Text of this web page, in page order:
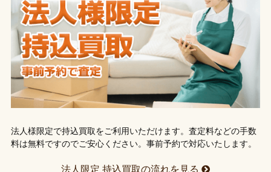
法人様限定で持込買取をご利用いただけます。査定料などの手数
料は無料ですのでご安心ください。事前予約で対応いたします。
法人限定 持込買取の流れを見る